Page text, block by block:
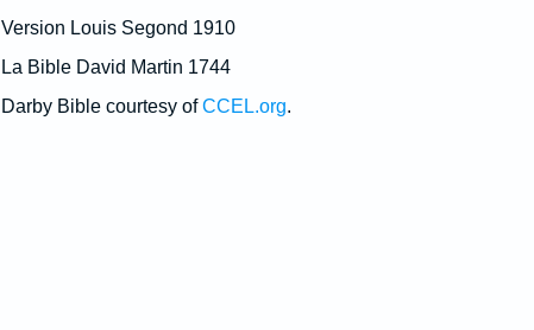
Version Louis Segond 1910
La Bible David Martin 1744
Darby Bible courtesy ofCCEL.org.